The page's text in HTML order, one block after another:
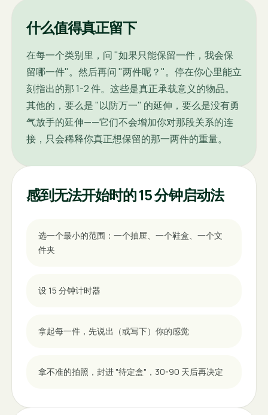
什么值得真正留下
在每一个类别里，问 "如果只能保留一件，我会保
留哪一件"。然后再问 "两件呢？"。停在你心里能立
刻指出的那 1-2 件。这些是真正承载意义的物品。
其他的，要么是 "以防万一" 的延伸，要么是没有勇
气放手的延伸——它们不会增加你对那段关系的连
接，只会稀释你真正想保留的那一两件的重量。
感到无法开始时的 15 分钟启动法
选一个最小的范围：一个抽屉、一个鞋盒、一个文
件夹
设 15 分钟计时器
拿起每一件，先说出（或写下）你的感觉
拿不准的拍照，封进 "待定盒"，30-90 天后再决定